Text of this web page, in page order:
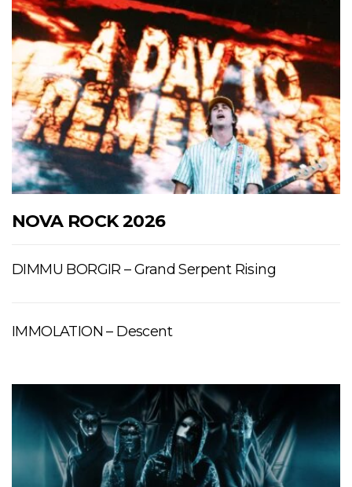
NOVA ROCK 2026
DIMMU BORGIR – Grand Serpent Rising
IMMOLATION – Descent